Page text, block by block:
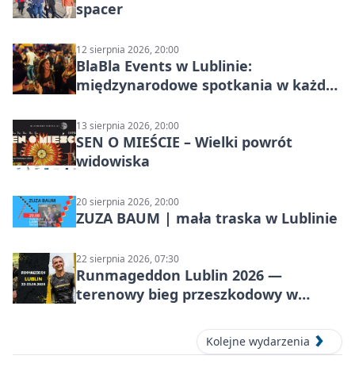
spacer
12 sierpnia 2026, 20:00
BlaBla Events w Lublinie:
międzynarodowe spotkania w każdą
13 sierpnia 2026, 20:00
SEN O MIEŚCIE – Wielki powrót
widowiska
20 sierpnia 2026, 20:00
ZUZA BAUM | mała traska w Lublinie
22 sierpnia 2026, 07:30
Runmageddon Lublin 2026 —
terenowy bieg przeszkodowy w
Kolejne wydarzenia